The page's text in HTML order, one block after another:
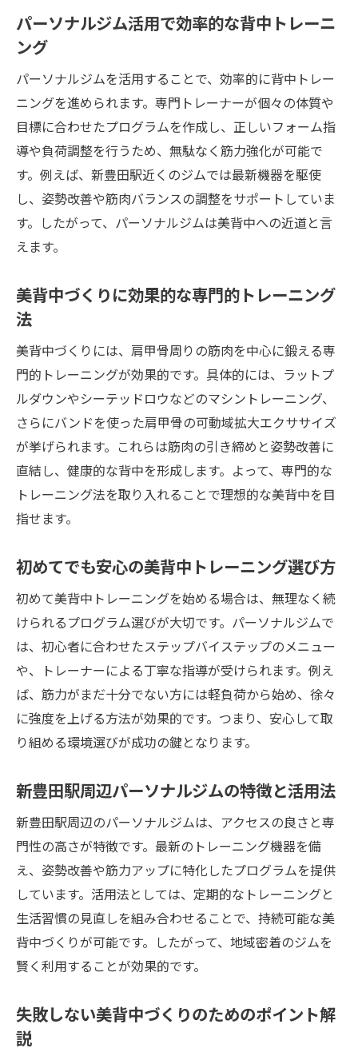
専門指導で変わる美背中への近道を探る
美背中づくりに役立つジムの選び方のポイ
新豊田駅近くで新しい自分に出会う方法
パーソナルジムで始める理想的な背中作り
パーソナルジムの美背中プログラム徹底解
説
新豊田駅から通えるジムの選び方と活用術
美背中づくりに最適なパーソナル指導の魅
ー
専門ジムで叶える美背中づくりの成功体験
自分に合った美背中トレーニングの選び方
新豊田駅近くで自分に合う美背中づくり法
パーソナルジム選びで重視すべきポイント
美背中トレーニングのパーソナライズ方法
体質や生活リズムに合わせた背中作りのコ
パーソナルジムで実感する効果的な選び方
姿勢改善に役立つ美背中ホリデーの魅力
美背中ホリデーで姿勢改善するメリット
新豊田駅周辺で叶える姿勢美の秘訣とは
パーソナルジムで姿勢を整える実践例
美背中づくりと姿勢改善の相乗効果を解説
ホリデープログラムで無理なく美姿勢へ
背中トレーニングがもたらす健康効果を紹
介
新豊田駅近くで忙しい女性向け美背中づく
り
パーソナルジムならではの時短トレーニン
グ
美背中づくりを習慣にする続けやすさの工
夫
忙しくても叶う美背中トレーニングの魅力
パーソナルジム活用で効率的な背中トレーニ
ング
パーソナルジムを活用することで、効率的に背中トレー
ニングを進められます。専門トレーナーが個々の体質や
目標に合わせたプログラムを作成し、正しいフォーム指
導や負荷調整を行うため、無駄なく筋力強化が可能で
す。例えば、新豊田駅近くのジムでは最新機器を駆使
し、姿勢改善や筋肉バランスの調整をサポートしていま
す。したがって、パーソナルジムは美背中への近道と言
えます。
美背中づくりに効果的な専門的トレーニング
法
美背中づくりには、肩甲骨周りの筋肉を中心に鍛える専
門的トレーニングが効果的です。具体的には、ラットプ
ルダウンやシーテッドロウなどのマシントレーニング、
さらにバンドを使った肩甲骨の可動域拡大エクササイズ
が挙げられます。これらは筋肉の引き締めと姿勢改善に
直結し、健康的な背中を形成します。よって、専門的な
トレーニング法を取り入れることで理想的な美背中を目
指せます。
初めてでも安心の美背中トレーニング選び方
初めて美背中トレーニングを始める場合は、無理なく続
けられるプログラム選びが大切です。パーソナルジムで
は、初心者に合わせたステップバイステップのメニュー
や、トレーナーによる丁寧な指導が受けられます。例え
ば、筋力がまだ十分でない方には軽負荷から始め、徐々
に強度を上げる方法が効果的です。つまり、安心して取
り組める環境選びが成功の鍵となります。
新豊田駅周辺パーソナルジムの特徴と活用法
新豊田駅周辺のパーソナルジムは、アクセスの良さと専
門性の高さが特徴です。最新のトレーニング機器を備
え、姿勢改善や筋力アップに特化したプログラムを提供
しています。活用法としては、定期的なトレーニングと
生活習慣の見直しを組み合わせることで、持続可能な美
背中づくりが可能です。したがって、地域密着のジムを
賢く利用することが効果的です。
失敗しない美背中づくりのためのポイント解
説